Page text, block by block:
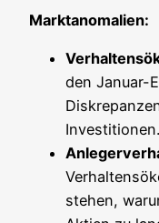
Markt­an­oma­lien:
den Janu­ar-
Investitionen.
ste­hen,